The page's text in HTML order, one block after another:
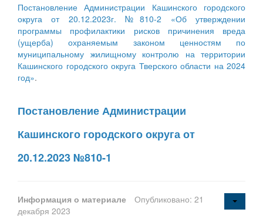
Постановление Администрации Кашинского городского
округа от 20.12.2023г. №810-2 «Об утверждении
программы профилактики рисков причинения вреда
(ущерба) охраняемым законом ценностям по
муниципальному жилищному контролю на территории
Кашинского городского округа Тверского области на 2024
год».
Постановление Администрации
Кашинского городского округа от
20.12.2023 №810-1
Информация о материале
Опубликовано: 21
декабря 2023